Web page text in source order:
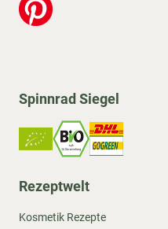
Spinnrad Siegel
Rezeptwelt
Kosmetik Rezepte